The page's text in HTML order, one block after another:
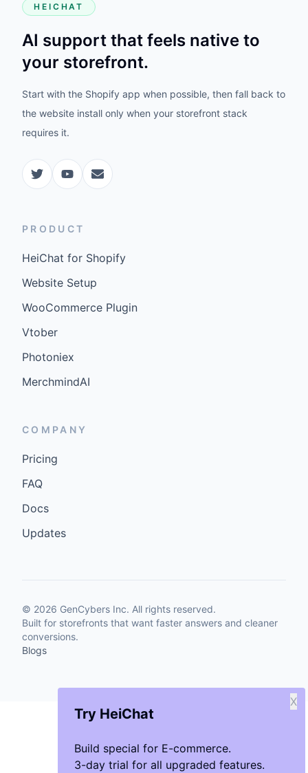
Try HeiChat
Build special for E-commerce.
3-day trial for all upgraded features.
X
HEICHAT
AI support that feels native to
your storefront.
Start with the Shopify app when possible, then fall back to
the website install only when your storefront stack
requires it.
PRODUCT
HeiChat for Shopify
Website Setup
WooCommerce Plugin
Vtober
Photoniex
MerchmindAI
COMPANY
Pricing
FAQ
Docs
Updates
© 2026 GenCybers Inc. All rights reserved.
Built for storefronts that want faster answers and cleaner
conversions.
Blogs